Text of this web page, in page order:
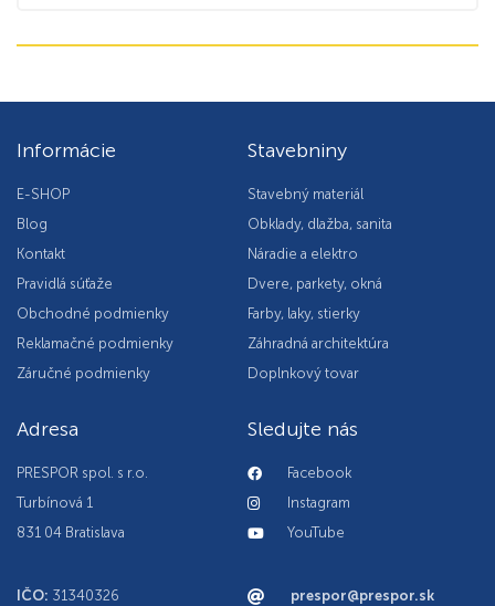
Informácie
E-SHOP
Blog
Kontakt
Pravidlá súťaže
Obchodné podmienky
Reklamačné podmienky
Záručné podmienky
Stavebniny
Stavebný materiál
Obklady, dlažba, sanita
Náradie a elektro
Dvere, parkety, okná
Farby, laky, stierky
Záhradná architektúra
Doplnkový tovar
Adresa
PRESPOR spol. s r.o.
Turbínová 1
831 04 Bratislava
IČO: 31340326
Sledujte nás
Facebook
Instagram
YouTube
prespor@prespor.sk